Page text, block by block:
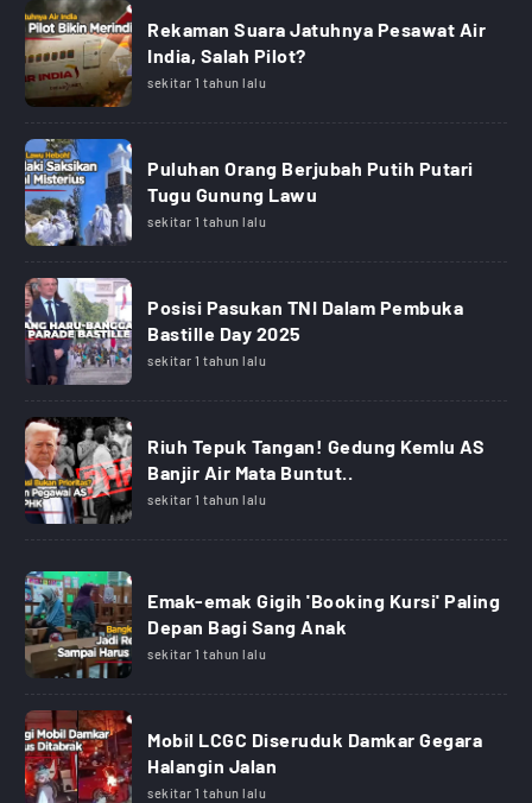
Rekaman Suara Jatuhnya Pesawat Air
India, Salah Pilot?
sekitar 1 tahun lalu
Puluhan Orang Berjubah Putih Putari
Tugu Gunung Lawu
sekitar 1 tahun lalu
Posisi Pasukan TNI Dalam Pembuka
Bastille Day 2025
sekitar 1 tahun lalu
Riuh Tepuk Tangan! Gedung Kemlu AS
Banjir Air Mata Buntut..
sekitar 1 tahun lalu
Emak-emak Gigih 'Booking Kursi' Paling
Depan Bagi Sang Anak
sekitar 1 tahun lalu
Mobil LCGC Diseruduk Damkar Gegara
Halangin Jalan
sekitar 1 tahun lalu